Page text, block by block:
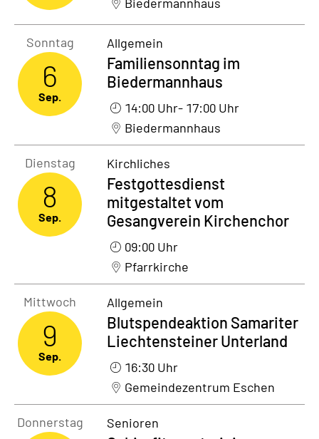
Sonntag
6
Sep.
Familiensonntag im
Biedermannhaus
Allgemein
14:00 Uhr- 17:00 Uhr
Biedermannhaus
Dienstag
8
Sep.
Festgottesdienst
mitgestaltet vom
Gesangverein Kirchenchor
Kirchliches
09:00 Uhr
Pfarrkirche
Mittwoch
9
Sep.
Blutspendeaktion Samariter
Liechtensteiner Unterland
Allgemein
16:30 Uhr
Gemeindezentrum Eschen
Donnerstag Senioren